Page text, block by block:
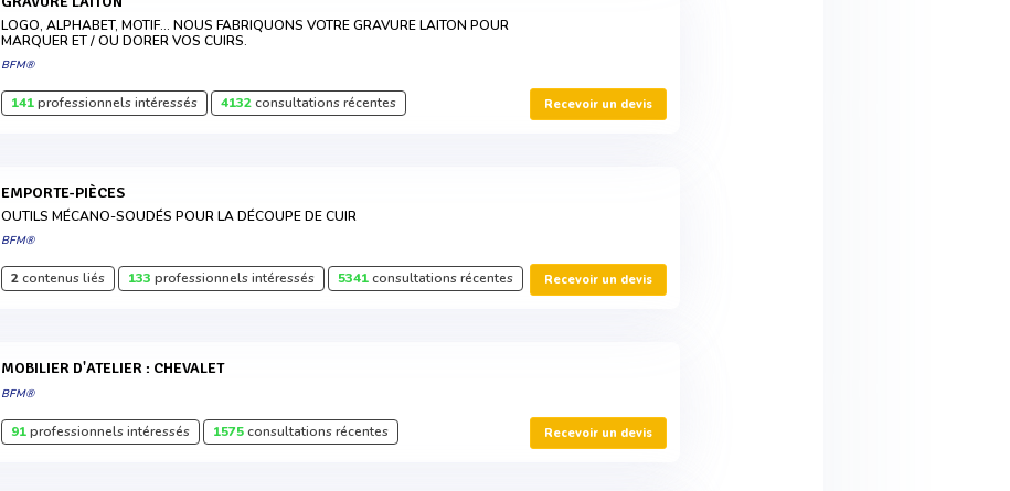
LOGO, ALPHABET, MOTIF... NOUS FABRIQUONS VOTRE GRAVURE LAITON POUR
MARQUER ET / OU DORER VOS CUIRS.
BFM®
141professionnels intéressés 4132consultations récentes Recevoir un devis
EMPORTE-PIÈCES
OUTILS MÉCANO-SOUDÉS POUR LA DÉCOUPE DE CUIR
BFM®
2contenus liés 133 professionnels intéressés 5341consultations récentes Recevoir un devis
MOBILIER D'ATELIER : CHEVALET
BFM®
91professionnels intéressés 1575consultations récentes Recevoir un devis